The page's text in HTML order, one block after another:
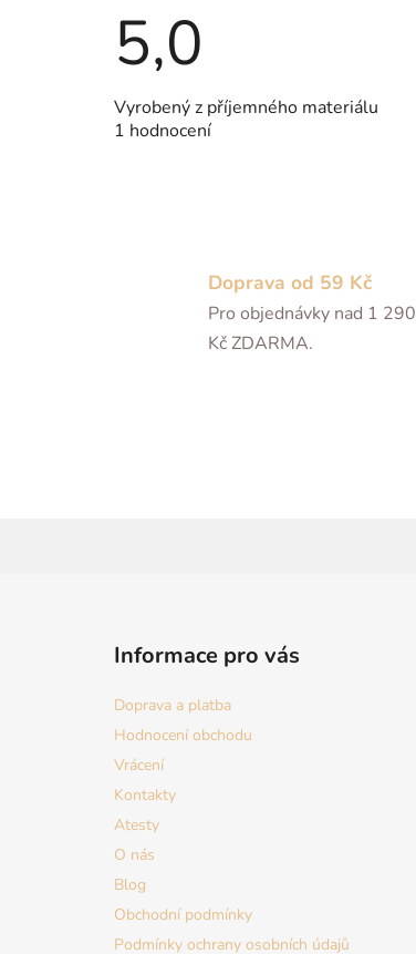
Doprava od 59 Kč
Pro objednávky nad 1 290
Kč ZDARMA.
5,0
Průměrné
hodnocení
produktu
1 hodnocení
Vyrobený z příjemného materiálu
Informace pro vás
Doprava a platba
Hodnocení obchodu
Vrácení
Kontakty
Atesty
O nás
Blog
Obchodní podmínky
Podmínky ochrany osobních údajů